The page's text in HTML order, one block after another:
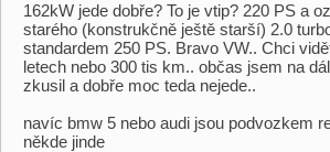
162kW jede dobře? To je vtip? 220 PS a
starého (konstrukčně ještě starší) 2.0
standardem 250 PS. Bravo VW.. Chci
letech nebo 300 tis km.. občas jsem na
zkusil a dobře moc teda nejede..
navíc bmw 5 nebo audi jsou podvozkem
někde jinde